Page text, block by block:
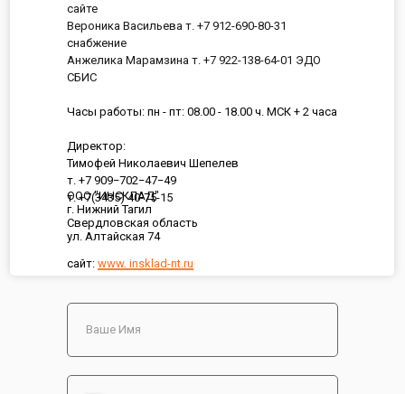
ООО "ИНСКЛАД"
г. Нижний Тагил
Свердловская область
ул. Алтайская 74
сайт: www. insklad-nt.ru
сайте
Вероника Васильева т. +7 912-690-80-31
снабжение
Анжелика Марамзина т. +7 922-138-64-01 ЭДО
СБИС
Часы работы: пн - пт: 08.00 - 18.00 ч. МСК + 2 часа
Директор:
Тимофей Николаевич Шепелев
т. +7 909−702−47−49
т. +7(3435) 40-75-15